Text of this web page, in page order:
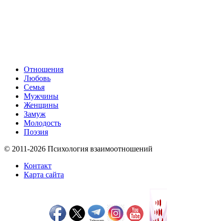
Отношения
Любовь
Семья
Мужчины
Женщины
Замуж
Молодость
Поэзия
© 2011-2026 Психология взаимоотношений
Контакт
Карта сайта